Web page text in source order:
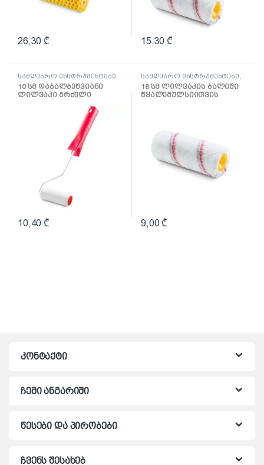
26,30 ₾ 15,30 ₾
სამღებრო ინსტრუმენტები
ლილვაკი და აქსესუარები
10 სმ დაბალბეწვიანი
ლილვაკი გრძელი
10,40 ₾
სამღებრო ინსტრუმენტები
ლილვაკი და აქსესუარები
18 სმ ლილვაკის ბალიში
წყალემულსიითვის
9,00 ₾
კონტაქტი
ჩემი ანგარიში
წესები და პირობები
ჩვენს შესახებ